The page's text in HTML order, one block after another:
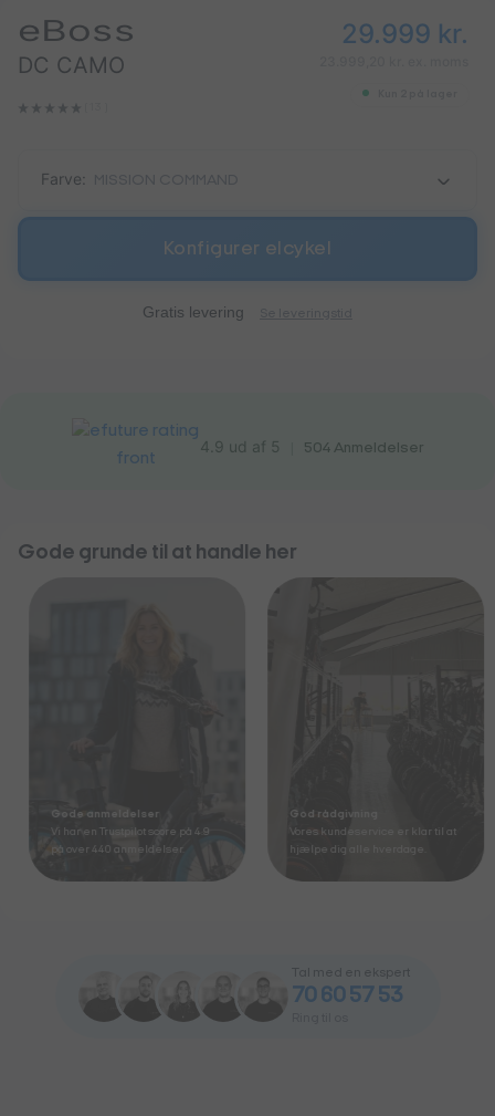
eBoss
DC CAMO
29.999 kr.
Farve:
Konfigurer elcykel
Gratis levering
4.9 ud af 5 504Anmeldelser
Gode grunde til at handle her
Gode anmeldelser
Vi har en Trustpilot score på 4.9
på over 440 anmeldelser.
God rådgivning
Vores kundeservice er klar til at
hjælpe dig alle hverdage.
Tal med en ekspert
70 60 57 53